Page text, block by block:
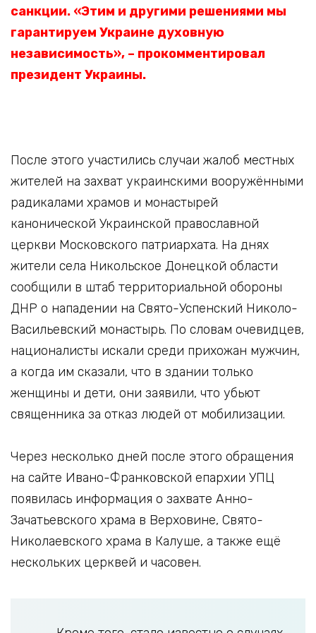
санкции. «Этим и другими решениями мы
гарантируем Украине духовную
независимость», – прокомментировал
президент Украины.
После этого участились случаи жалоб местных
жителей на захват украинскими вооружёнными
радикалами храмов и монастырей
канонической Украинской православной
церкви Московского патриархата. На днях
жители села Никольское Донецкой области
сообщили в штаб территориальной обороны
ДНР о нападении на Свято-Успенский Николо-
Васильевский монастырь. По словам очевидцев,
националисты искали среди прихожан мужчин,
а когда им сказали, что в здании только
женщины и дети, они заявили, что убьют
священника за отказ людей от мобилизации.
Через несколько дней после этого обращения
на сайте Ивано-Франковской епархии УПЦ
появилась информация о захвате Анно-
Зачатьевского храма в Верховине, Свято-
Николаевского храма в Калуше, а также ещё
нескольких церквей и часовен.